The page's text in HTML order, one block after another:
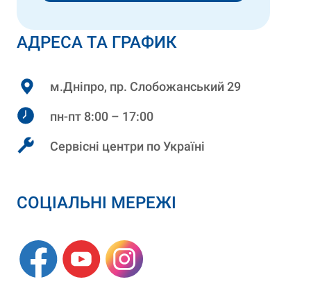
АДРЕСА ТА ГРАФИК
м.Дніпро, пр. Слобожанський 29
пн-пт 8:00 – 17:00
Сервісні центри по Україні
СОЦІАЛЬНІ МЕРЕЖІ